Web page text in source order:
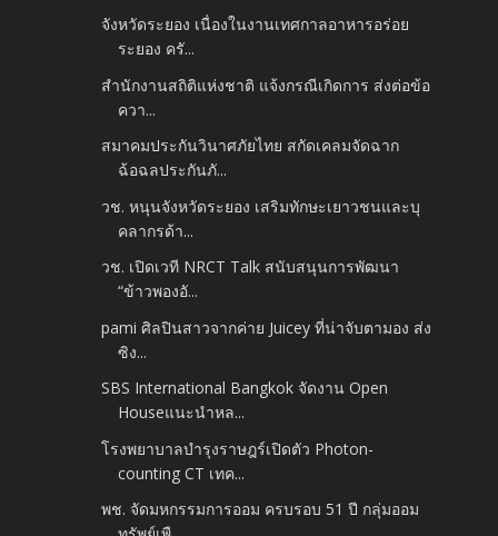
จังหวัดระยอง เนื่องในงานเทศกาลอาหารอร่อย
ระยอง ครั...
สำนักงานสถิติแห่งชาติ แจ้งกรณีเกิดการ ส่งต่อข้อ
ควา...
สมาคมประกันวินาศภัยไทย สกัดเคลมจัดฉาก
ฉ้อฉลประกันภั...
วช. หนุนจังหวัดระยอง เสริมทักษะเยาวชนและบุ
คลากรด้า...
วช. เปิดเวที NRCT Talk สนับสนุนการพัฒนา
“ข้าวพองอั...
pami ศิลปินสาวจากค่าย Juicey ที่น่าจับตามอง ส่ง
ซิง...
SBS International Bangkok จัดงาน Open
Houseแนะนำหล...
โรงพยาบาลบำรุงราษฎร์เปิดตัว Photon-
counting CT เทค...
พช. จัดมหกรรมการออม ครบรอบ 51 ปี กลุ่มออม